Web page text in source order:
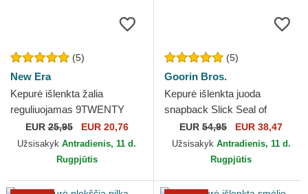
(5)
New Era
Kepurė išlenkta žalia
reguliuojamas 9TWENTY
League Essential New York
Yankees MLB New Era
EUR25,95 EUR 20,76
Užsisakyk Antradienis, 11 d.
Rugpjūtis
(5)
Goorin Bros.
Kepurė išlenkta juoda
snapback Slick Seal of
Approval Nautical Nonsense
The Farm Goorin Bros.
EUR 54,95 EUR 38,47
Užsisakyk Antradienis, 11 d.
Rugpjūtis